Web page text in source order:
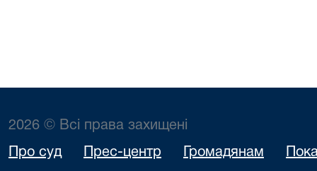
2026 © Всі права захищені
Про суд Прес-центр Громадянам